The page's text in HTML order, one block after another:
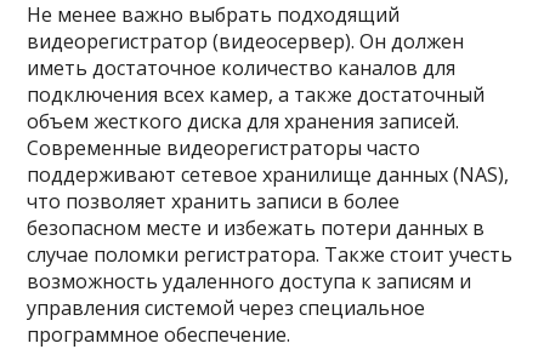
Не менее важно выбрать подходящий
видеорегистратор (видеосервер). Он должен
иметь достаточное количество каналов для
подключения всех камер, а также достаточный
объем жесткого диска для хранения записей.
Современные видеорегистраторы часто
поддерживают сетевое хранилище данных (NAS),
что позволяет хранить записи в более
безопасном месте и избежать потери данных в
случае поломки регистратора. Также стоит учесть
возможность удаленного доступа к записям и
управления системой через специальное
программное обеспечение.